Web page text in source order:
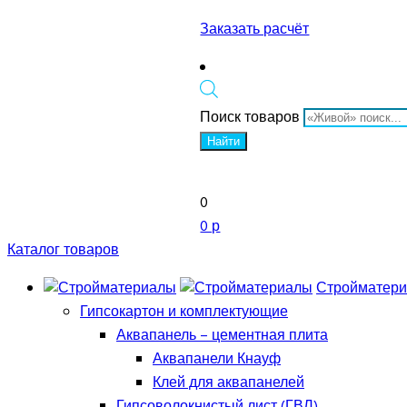
Заказать расчёт
Поиск товаров
Найти
0
0 р
Каталог товаров
Гипсокартон и комплектующие
Аквапанель – цементная плита
Аквапанели Кнауф
Клей для аквапанелей